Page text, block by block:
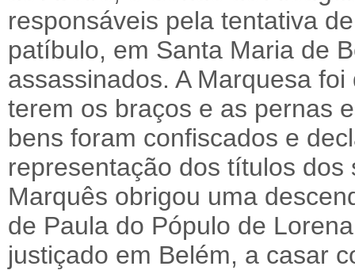
responsáveis pela tentativa
patíbulo, em Santa Maria de
assassinados. A Marquesa
terem os braços e as pernas
bens foram confiscados e
representação dos títulos
Marquês obrigou uma
de Paula do Pópulo de
justiçado em Belém, a casar